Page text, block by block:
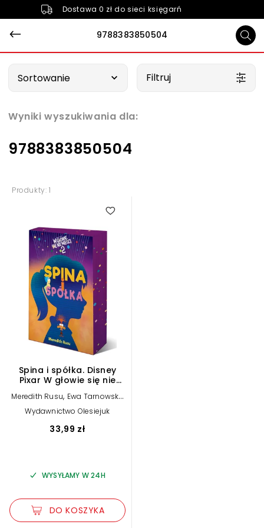
Dostawa 0 zł do sieci księgarń
9788383850504
Wyniki wyszukiwania dla:
9788383850504
Sortowanie Filtruj
Produkty: 1
5.00
Spina i spółka. Disney
Pixar W głowie się nie
Meredith Rusu, Ewa Tarnowska
(tłum.)
Wydawnictwo Olesiejuk
33,99 zł
WYSYŁAMY W 24H
DO KOSZYKA